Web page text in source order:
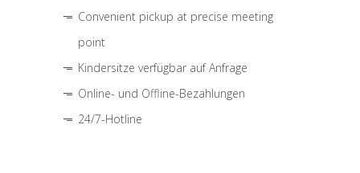
Convenient pickup at precise meeting
point
Kindersitze verfügbar auf Anfrage
Online- und Offline-Bezahlungen
24/7-Hotline